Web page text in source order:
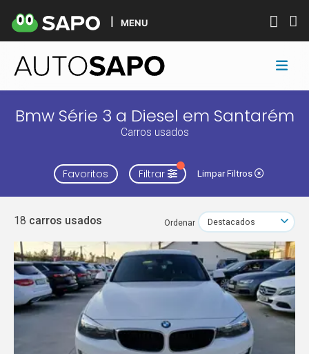
MENU
Bmw Série 3 a Diesel em Santarém
Carros usados
Favoritos Filtrar Limpar Filtros
18 carros usados Ordenar